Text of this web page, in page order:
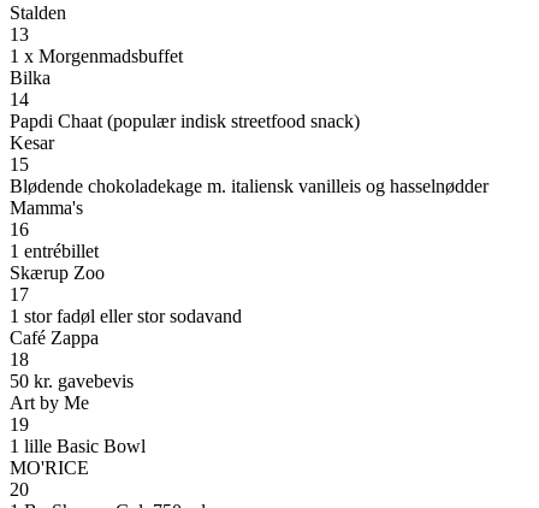
Stalden
13
1 x Morgenmadsbuffet
Bilka
14
Papdi Chaat (populær indisk streetfood snack)
Kesar
15
Blødende chokoladekage m. italiensk vanilleis og hasselnødder
Mamma's
16
1 entrébillet
Skærup Zoo
17
1 stor fadøl eller stor sodavand
Café Zappa
18
50 kr. gavebevis
Art by Me
19
1 lille Basic Bowl
MO'RICE
20